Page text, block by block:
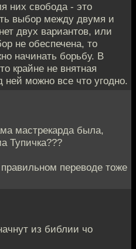
них свобода - это
выбор между двумя и
двух вариантов, или
не обеспечена, то
начинать борьбу. В
крайне не внятная
ней можно все что угодно.
мастрекарда была,
Тупичка???
переводе тоже
из библии чо